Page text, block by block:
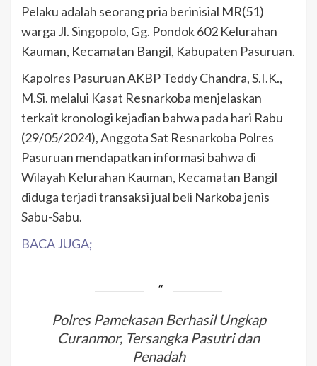
Pelaku adalah seorang pria berinisial MR(51)
warga Jl. Singopolo, Gg. Pondok 602 Kelurahan
Kauman, Kecamatan Bangil, Kabupaten Pasuruan.
Kapolres Pasuruan AKBP Teddy Chandra, S.I.K.,
M.Si. melalui Kasat Resnarkoba menjelaskan
terkait kronologi kejadian bahwa pada hari Rabu
(29/05/2024), Anggota Sat Resnarkoba Polres
Pasuruan mendapatkan informasi bahwa di
Wilayah Kelurahan Kauman, Kecamatan Bangil
diduga terjadi transaksi jual beli Narkoba jenis
Sabu-Sabu.
BACA JUGA;
Polres Pamekasan Berhasil Ungkap
Curanmor, Tersangka Pasutri dan
Penadah